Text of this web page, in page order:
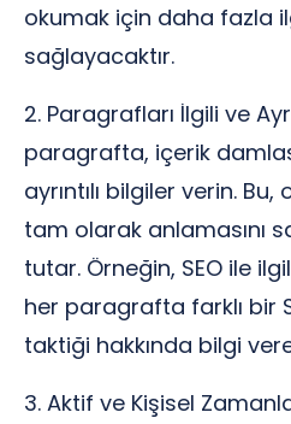
okumak için daha fazla
sağlayacaktır.
2. Paragrafları İlgili ve
paragrafta, içerik
ayrıntılı bilgiler verin.
tam olarak anlamasını
tutar. Örneğin, SEO ile
her paragrafta farklı bir
taktiği hakkında bilgi
3. Aktif ve Kişisel